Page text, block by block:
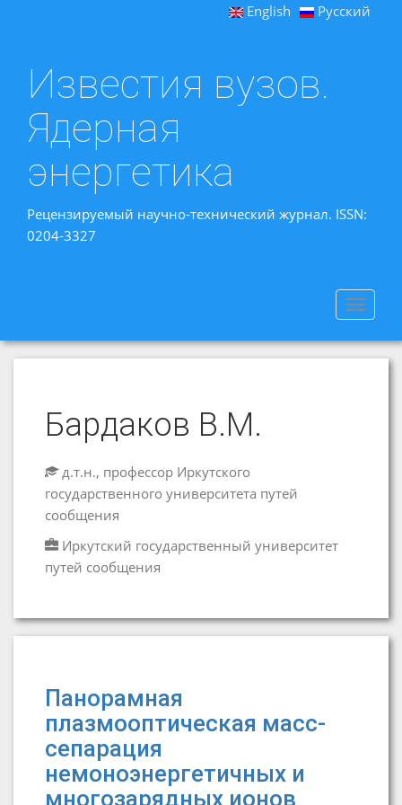
English Русский
Известия вузов.
Ядерная
энергетика
Рецензируемый научно-технический журнал. ISSN:
0204-3327
Toggle
Бардаков В.М.
д.т.н., профессор Иркутского
государственного университета путей
сообщения
Иркутский государственный университет
путей сообщения
Панорамная
плазмооптическая масс-
сепарация
немоноэнергетичных и
многозарядных ионов